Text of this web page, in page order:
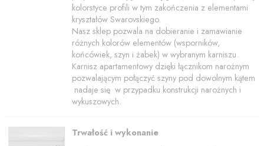
kolorstyce profili w tym zakończenia z elementami
kryształów Swarovskiego.
Nasz sklep pozwala na dobieranie i zamawianie
różnych kolorów elementów (wsporników,
końcówiek, szyn i żabek) w wybranym karniszu.
Karnisz apartamentowy dzięki łącznikom narożnym
pozwalającym połączyć szyny pod dowolnym kątem
nadaje się w przypadku konstrukcji narożnych i
wykuszowych.
Trwałość i wykonanie